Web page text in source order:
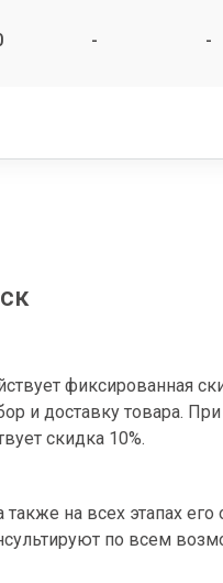
- -
фиксированная
и доставку товара. При
скидка 10%.
на всех этапах
по всем